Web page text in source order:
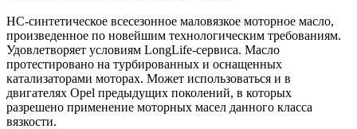
HC-синтетическое всесезонное маловязкое моторное масло,
произведенное по новейшим технологическим требованиям.
Удовлетворяет условиям LongLife-сервиса. Масло
протестировано на турбированных и оснащенных
катализаторами моторах. Может использоваться и в
двигателях Opel предыдущих поколений, в которых
разрешено применение моторных масел данного класса
вязкости.